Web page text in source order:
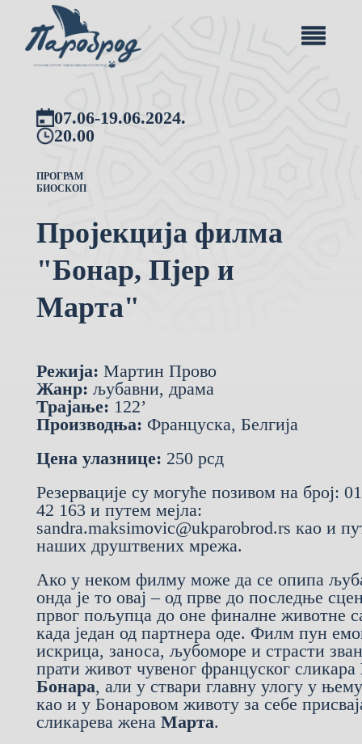
07.06-19.06.2024.
20.00
ПРОГРАМ
БИОСКОП
Пројекција филма
"Бонар, Пјер и
Марта"
Режија: Мартин Прово
Жанр: љубавни, драма
Трајање: 122’
Производња: Француска, Белгија
Цена улазнице: 250 рсд
Резервације су могуће позивом на број:
42 163 и путем мејла:
sandra.maksimovic@ukparobrod.rs као и
наших друштвених мрежа.
Ако у неком филму може да се опипа
онда је то овај – од прве до последње
првог пољупца до оне финалне животне
када један од партнера оде. Филм пун
искрица, заноса, љубоморе и страсти
прати живот чувеног француског сликара
Бонара, али у ствари главну улогу у
као и у Бонаровом животу за себе
сликарева жена Марта.